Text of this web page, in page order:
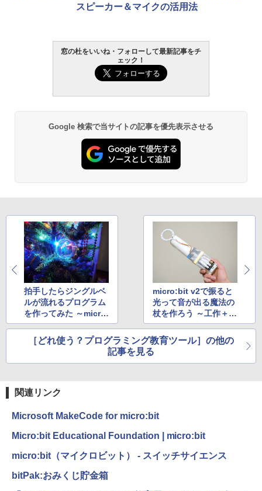
スピーカー＆マイクの活用法
窓の杜をいいね・フォローして最新記事をチ
ェック！
Google 検索で当サイトの記事を優先表示させる
拍手したらジングルベ
ルが流れるプログラム
を作ってみた ～micro:
bit v2の内蔵スピーカ
ー＆マイクの活用法
micro:bit v2で振ると
光って音が出る魔法の
杖を作ろう ～工作＋プ
ログラミングで楽しさ
倍増！
［どれ使う？プログラミング教育ツール］の他の
記事を見る
関連リンク
Microsoft MakeCode for micro:bit
Micro:bit Educational Foundation | micro:bit
micro:bit（マイクロビット） - スイッチサイエンス
bitPak:おみくじ貯金箱